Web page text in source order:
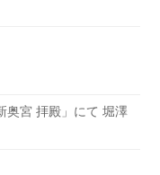
宮 拝殿」にて 堀澤